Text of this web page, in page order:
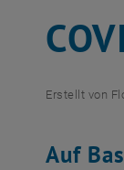
Erstellt von
Auf